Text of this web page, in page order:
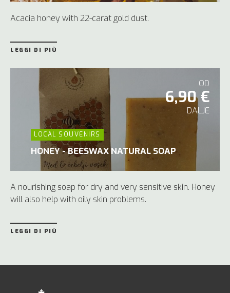
Acacia honey with 22-carat gold dust.
LEGGI DI PIÙ
OD
6,90 €
DALJE
LOCAL SOUVENIRS
HONEY - BEESWAX NATURAL SOAP
A nourishing soap for dry and very sensitive skin. Honey
will also help with oily skin problems.
LEGGI DI PIÙ